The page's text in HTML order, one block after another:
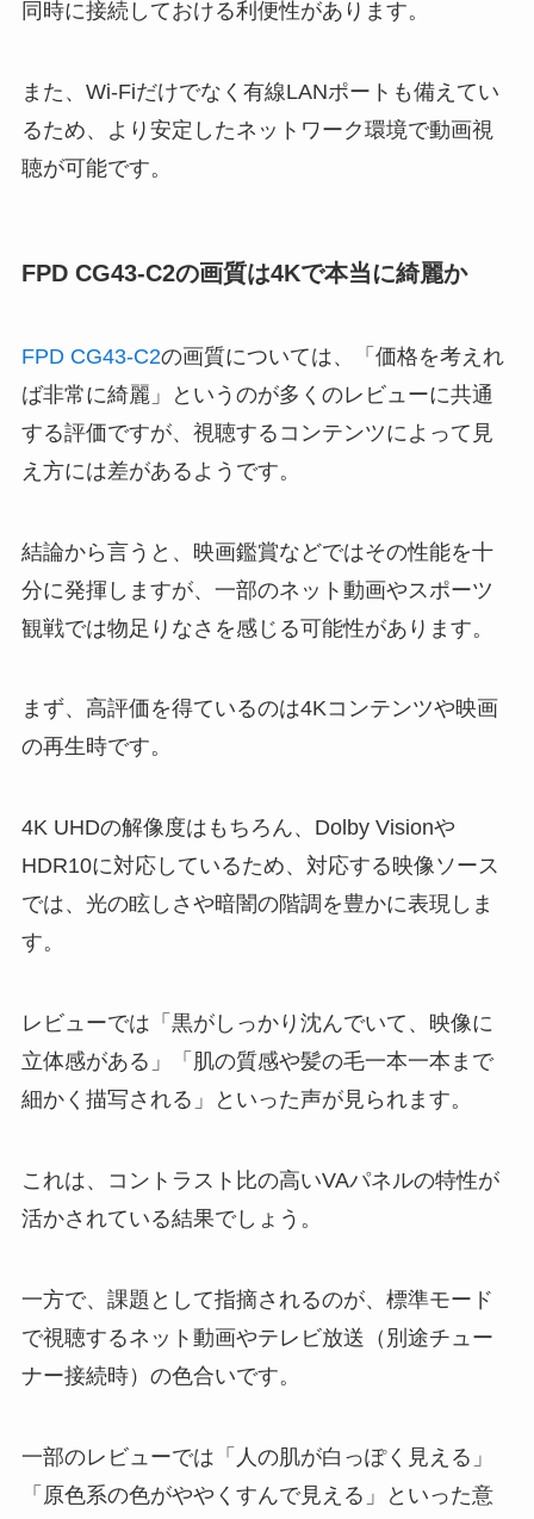
同時に接続しておける利便性があります。
また、Wi-Fiだけでなく有線LANポートも備えてい
るため、より安定したネットワーク環境で動画視
聴が可能です。
FPD CG43-C2の画質は4Kで本当に綺麗か
FPD CG43-C2の画質については、「価格を考えれ
ば非常に綺麗」というのが多くのレビューに共通
する評価ですが、視聴するコンテンツによって見
え方には差があるようです。
結論から言うと、映画鑑賞などではその性能を十
分に発揮しますが、一部のネット動画やスポーツ
観戦では物足りなさを感じる可能性があります。
まず、高評価を得ているのは4Kコンテンツや映画
の再生時です。
4K UHDの解像度はもちろん、Dolby Visionや
HDR10に対応しているため、対応する映像ソース
では、光の眩しさや暗闇の階調を豊かに表現しま
す。
レビューでは「黒がしっかり沈んでいて、映像に
立体感がある」「肌の質感や髪の毛一本一本まで
細かく描写される」といった声が見られます。
これは、コントラスト比の高いVAパネルの特性が
活かされている結果でしょう。
一方で、課題として指摘されるのが、標準モード
で視聴するネット動画やテレビ放送（別途チュー
ナー接続時）の色合いです。
一部のレビューでは「人の肌が白っぽく見える」
「原色系の色がややくすんで見える」といった意